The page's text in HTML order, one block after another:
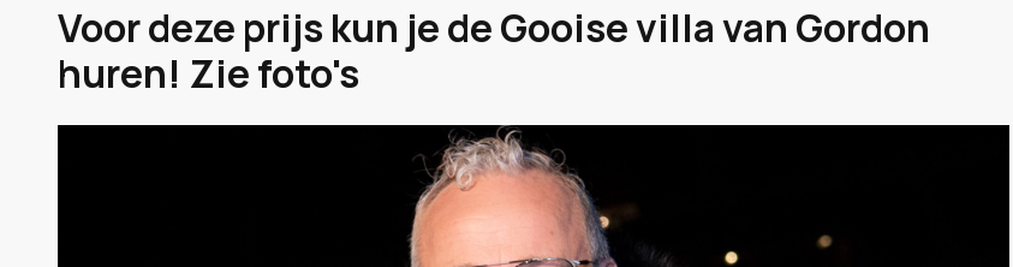
Voor deze prijs kun je de Gooise villa van Gordon
huren! Zie foto's